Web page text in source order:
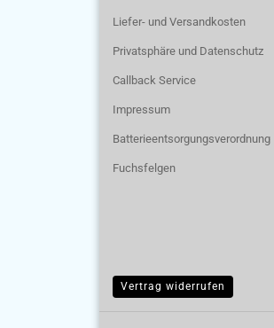
Liefer- und Versandkosten
Privatsphäre und Datenschutz
Callback Service
Impressum
Batterieentsorgungsverordnung
Fuchsfelgen
Vertrag widerrufen